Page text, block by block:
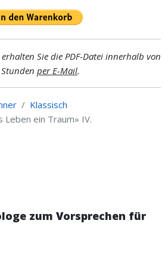
Sie die PDF-Datei innerhalb von
per E-Mail.
Klassisch
Leben ein Traum» IV.
zum Vorsprechen für